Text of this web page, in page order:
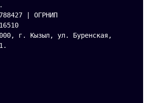
| ОГРНИП
г. Кызыл, ул. Буренская,